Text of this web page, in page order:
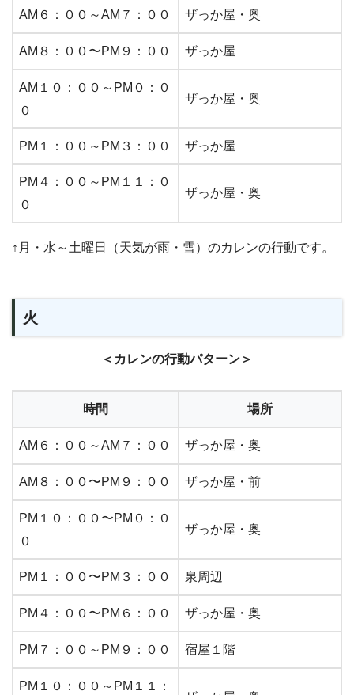
AM６：００～AM７：００ ザっか屋・奥
AM８：００〜PM９：００ ザっか屋
AM１０：００～PM０：０
０
ザっか屋・奥
PM１：００～PM３：００ ザっか屋
PM４：００～PM１１：０
０
ザっか屋・奥
↑月・水～土曜日（天気が雨・雪）のカレンの行動です。
火
＜カレンの行動パターン＞
時間 場所
AM６：００～AM７：００ ザっか屋・奥
AM８：００〜PM９：００ ザっか屋・前
PM１０：００〜PM０：０
０
ザっか屋・奥
PM１：００〜PM３：００ 泉周辺
PM４：００〜PM６：００ ザっか屋・奥
PM７：００～PM９：００ 宿屋１階
PM１０：００～PM１１：